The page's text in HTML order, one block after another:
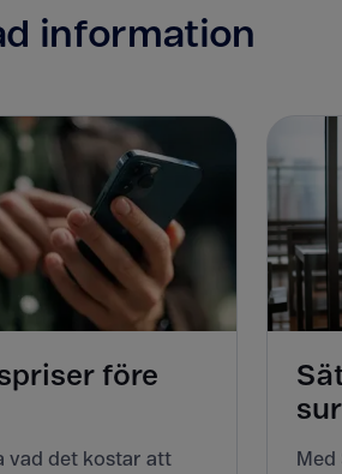
information
före
vad det kostar att